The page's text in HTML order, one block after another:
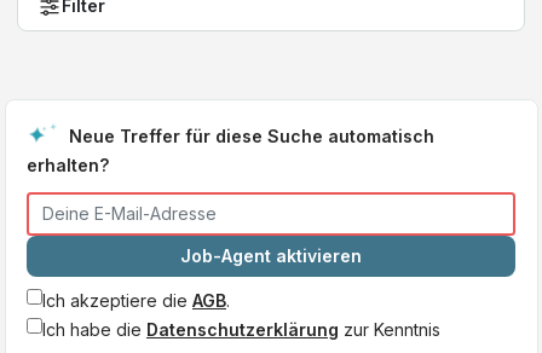
Filter
Neue Treffer für diese Suche automatisch
erhalten?
Job-Agent aktivieren
Ich akzeptiere die AGB.
Ich habe die Datenschutzerklärung zur Kenntnis